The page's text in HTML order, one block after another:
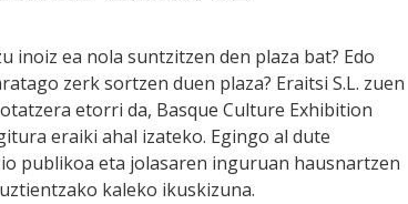
inoiz ea nola suntzitzen den plaza bat? Edo
zerk sortzen duen plaza? Eraitsi S.L. zuen
etorri da, Basque Culture Exhibition
eraiki ahal izateko. Egingo al dute
publikoa eta jolasaren inguruan hausnartzen
kaleko ikuskizuna.